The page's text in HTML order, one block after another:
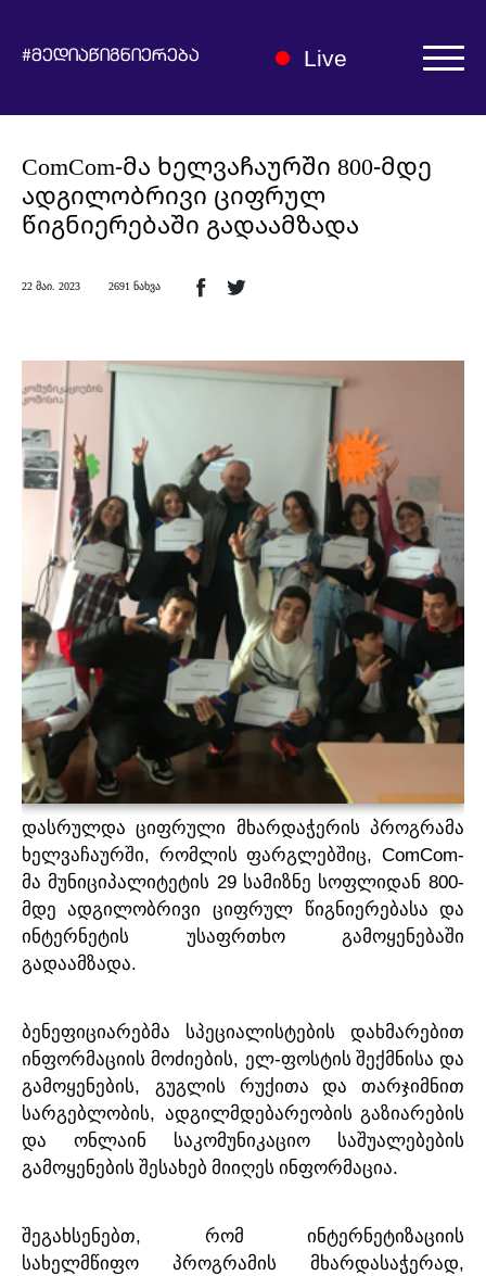
#მედიაწიგნიერება Live
ჩვენ შესახებ
მედიაწიგნიერების ჰაბი
სიახლეები
პროექტები
მოზარდები
მასწავლებლები და მშობლები
Geo Eng
ComCom-მა ხელვაჩაურში 800-მდე
ადგილობრივი ციფრულ
წიგნიერებაში გადაამზადა
22 მაი. 2023 2691 ნახვა
დასრულდა ციფრული მხარდაჭერის პროგრამა
ხელვაჩაურში, რომლის ფარგლებშიც, ComCom-
მა მუნიციპალიტეტის 29 სამიზნე სოფლიდან 800-
მდე ადგილობრივი ციფრულ წიგნიერებასა და
ინტერნეტის
უსაფრთხო
გამოყენებაში
გადაამზადა.
ბენეფიციარებმა სპეციალისტების
დახმარებით
ინფორმაციის მოძიების, ელ-ფოსტის შექმნისა და
გამოყენების, გუგლის რუქითა და
თარჯიმნით
სარგებლობის, ადგილმდებარეობის გაზიარების
და
ონლაინ საკომუნიკაციო
საშუალებების
გამოყენების შესახებ მიიღეს ინფორმაცია.
შეგახსენებთ, რომ
ინტერნეტიზაციის
სახელმწიფო
პროგრამის მხარდასაჭერად,